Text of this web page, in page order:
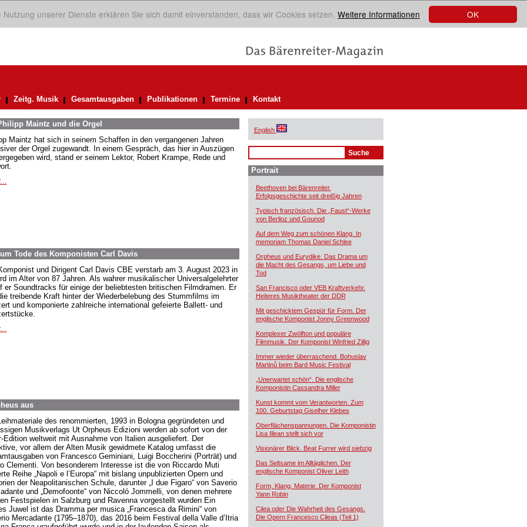
OK
unserer Dienste erklären Sie sich damit einverstanden, dass wir Cookies setzen. Weitere Informationen
Zeitg. Musik Gesamtausgaben Publikationen Termine Kontakt
Maintz und die Orgel
Maintz hat sich in seinem Schaffen in den vergangenen Jahren
der Orgel zugewandt. In einem Gespräch, das hier in Auszügen
wird, stand er seinem Lektor, Robert Krampe, Rede und
Tode des Komponisten Carl Davis
und Dirigent Carl Davis CBE verstarb am 3. August 2023 in
im Alter von 87 Jahren. Als wahrer musikalischer Universalgelehrter
er Soundtracks für einige der beliebtesten britischen Filmdramen. Er
treibende Kraft hinter der Wiederbelebung des Stummfilms im
und komponierte zahlreiche international gefeierte Ballett- und
aus
des renommierten, 1993 in Bologna gegründeten und
Musikverlags Ut Orpheus Edizioni werden ab sofort von der
Edition weltweit mit Ausnahme von Italien ausgeliefert. Der
vor allem der Alten Musik gewidmete Katalog umfasst die
von Francesco Geminiani, Luigi Boccherini (Porträt) und
Clementi. Von besonderem Interesse ist die von Riccardo Muti
Reihe „Napoli e l’Europa“ mit bislang unpublizierten Opern und
der Neapolitanischen Schule, darunter „I due Figaro“ von Saverio
und „Demofoonte“ von Niccoló Jommelli, von denen mehrere
Festspielen in Salzburg und Ravenna vorgestellt wurden Ein
Juwel ist das Dramma per musica „Francesca da Rimini“ von
Mercadante (1795–1870), das 2016 beim Festival della Valle d’Itria
English
Portrait
Beethoven bei Bärenreiter.
Erfolgsgeschichte seit dreißig Jahren
Typisch französisch. Die „Faust“-Werke
von Berlioz und Gounod
Auf dem Weg zum schönen Klang. In
memoriam Thomas Daniel Schlee
Orpheus und Eurydike. Das Drama um
die Macht des Gesangs, um Liebe und
Tod
San Francisco oder VEB Kraftverkehr.
Heiteres Musiktheater der DDR
Mit geschicktem Gespür für Form. Der
englische Komponist Jonny Greenwood
Komplexer Zwölfton und populäre
Filmmusik. Der Komponist Winfried Zillig
Immer wieder überraschend. Bohuslav
Martinů beim Bard Music Festival
„Unerwartet schön“. Die englische
Komponistin Cassandra Miller
Kunst kommt vom Verantworten. Zum
100. Geburtstag Giselher Klebes
Oberflächenspannungen. Die Komponistin
Lisa Illean stellt sich vor
Visionärer Blick. Beat Furrer wird siebzig
Das Seltsame im Alltäglichen. Der
englische Komponist Oliver Leith
Form, Klang, Materie. Der Komponist
Yann Robin
Cilea oder Die Wahrheit des Gesangs.
Die Opern Francesco Cileas (Teil 1)